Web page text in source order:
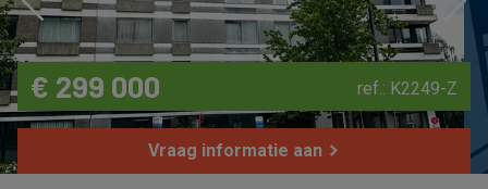
Previous
€ 299 000 ref.: K2249-Z
Vraag informatie aan